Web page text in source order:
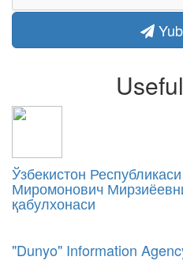
Ўзбекистон
Миромонович
қабулхонаси
"Dunyo" Information